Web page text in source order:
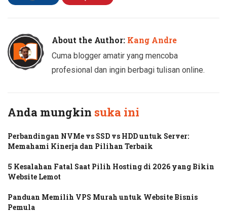
About the Author: Kang Andre
Cuma blogger amatir yang mencoba
profesional dan ingin berbagi tulisan online.
Anda mungkin suka ini
Perbandingan NVMe vs SSD vs HDD untuk Server:
Memahami Kinerja dan Pilihan Terbaik
5 Kesalahan Fatal Saat Pilih Hosting di 2026 yang Bikin
Website Lemot
Panduan Memilih VPS Murah untuk Website Bisnis
Pemula